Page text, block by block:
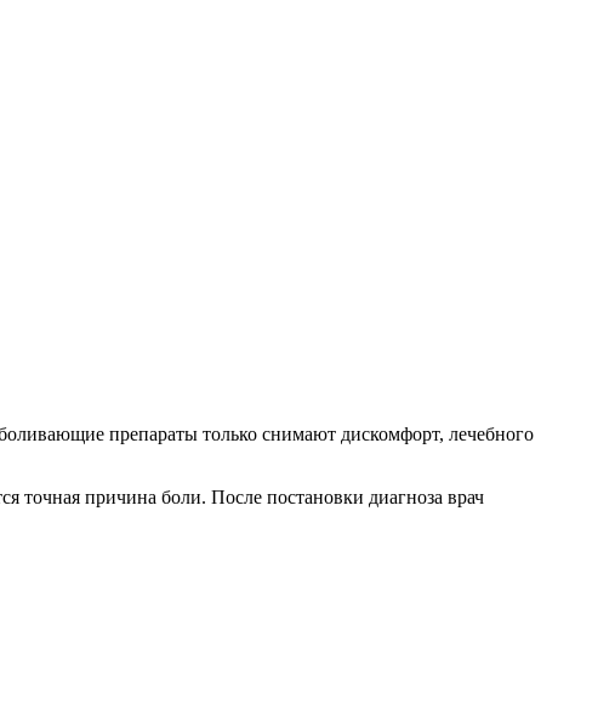
препараты только снимают дискомфорт, лечебного
точная причина боли. После постановки диагноза врач